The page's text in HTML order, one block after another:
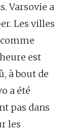
Varsovie a
Les villes
est
à bout de
a été
pas dans
les